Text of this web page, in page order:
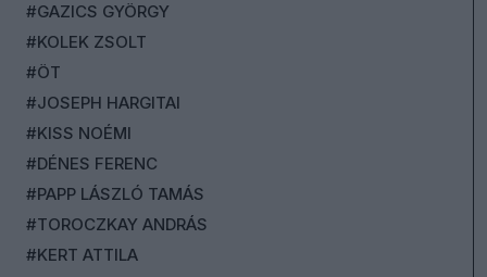
#GAZICS GYÖRGY
#KOLEK ZSOLT
#ÖT
#JOSEPH HARGITAI
#KISS NOÉMI
#DÉNES FERENC
#PAPP LÁSZLÓ TAMÁS
#TOROCZKAY ANDRÁS
#KERT ATTILA